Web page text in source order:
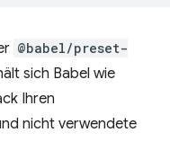
@babel/preset-
sich Babel wie
Ihren
nicht verwendete